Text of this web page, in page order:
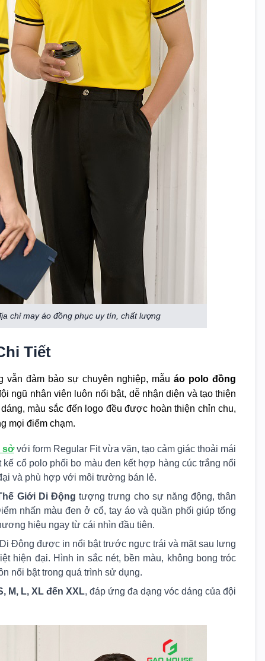
chỉ may áo đồng phục uy tín, chất lượng
Tiết
vẫn đảm bảo sự chuyên nghiệp, mẫuáo polo đồng
ngũ nhân viên luôn nổi bật, dễ nhận diện và tạo thiện
màu sắc đến logo đều được hoàn thiện chỉn chu,
mọi điểm chạm.
sởvới form Regular Fit vừa vặn, tạo cảm giác thoải mái
cổ polo phối bo màu đen kết hợp hàng cúc trắng nổi
và phù hợp với môi trường bán lẻ.
Giới Di Động tượng trưng cho sự năng động, thân
nhấn màu đen ở cổ, tay áo và quần phối giúp tổng
hiệu ngay từ cái nhìn đầu tiên.
Động được in nổi bật trước ngực trái và mặt sau lưng
hiện đại. Hình in sắc nét, bền màu, không bong tróc
nổi bật trong quá trình sử dụng.
M, L, XL đến XXL, đáp ứng đa dạng vóc dáng của đội